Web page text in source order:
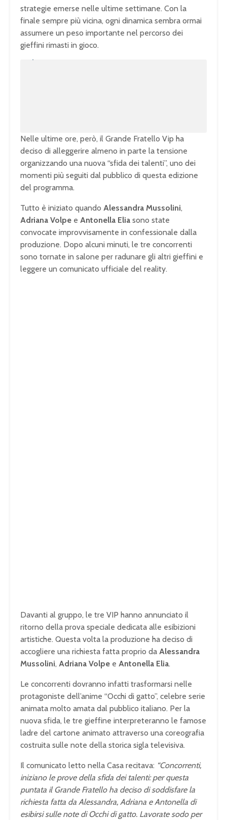
strategie emerse nelle ultime settimane. Con la
finale sempre più vicina, ogni dinamica sembra ormai
assumere un peso importante nel percorso dei
gieffini rimasti in gioco.
Nelle ultime ore, però, il Grande Fratello Vip ha
deciso di alleggerire almeno in parte la tensione
organizzando una nuova “sfida dei talenti”, uno dei
momenti più seguiti dal pubblico di questa edizione
del programma.
Tutto è iniziato quando Alessandra Mussolini,
Adriana Volpe e Antonella Elia sono state
convocate improvvisamente in confessionale dalla
produzione. Dopo alcuni minuti, le tre concorrenti
sono tornate in salone per radunare gli altri gieffini e
leggere un comunicato ufficiale del reality.
Davanti al gruppo, le tre VIP hanno annunciato il
ritorno della prova speciale dedicata alle esibizioni
artistiche. Questa volta la produzione ha deciso di
accogliere una richiesta fatta proprio da Alessandra
Mussolini, Adriana Volpe e Antonella Elia.
Le concorrenti dovranno infatti trasformarsi nelle
protagoniste dell’anime “Occhi di gatto”, celebre serie
animata molto amata dal pubblico italiano. Per la
nuova sfida, le tre gieffine interpreteranno le famose
ladre del cartone animato attraverso una coreografia
costruita sulle note della storica sigla televisiva.
Il comunicato letto nella Casa recitava: “Concorrenti,
iniziano le prove della sfida dei talenti: per questa
puntata il Grande Fratello ha deciso di soddisfare la
richiesta fatta da Alessandra, Adriana e Antonella di
esibirsi sulle note di Occhi di gatto. Lavorate sodo per